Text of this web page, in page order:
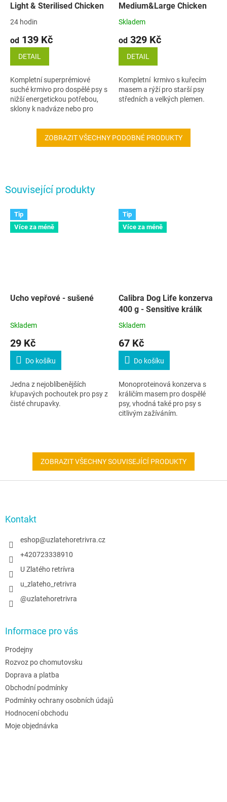
Související produkty
Tip
Více za méně
Ucho vepřové - sušené
Skladem
29 Kč
Do košíku
Jedna z nejoblíbenějších
křupavých pochoutek pro psy z
čisté chrupavky.
Tip
Více za méně
Calibra Dog Life konzerva
400 g - Sensitive králík
Skladem
67 Kč
Do košíku
Monoproteinová konzerva s
králičím masem pro dospělé
psy, vhodná také pro psy s
citlivým zažíváním.
ZOBRAZIT VŠECHNY SOUVISEJÍCÍ PRODUKTY
Light & Sterilised Chicken
24 hodin
od 139 Kč
DETAIL
Kompletní superprémiové
suché krmivo pro dospělé psy s
nižší energetickou potřebou,
sklony k nadváze nebo pro
kuřecím a čerstvým masem a
sníženým...
Medium&Large Chicken
Skladem
od 329 Kč
DETAIL
Kompletní krmivo s kuřecím
masem a rýží pro starší psy
středních a velkých plemen.
ZOBRAZIT VŠECHNY PODOBNÉ PRODUKTY
Kontakt
eshop@uzlatehoretrivra.cz
+420723338910
U Zlatého retrívra
u_zlateho_retrivra
@uzlatehoretrivra
Informace pro vás
Prodejny
Rozvoz po chomutovsku
Doprava a platba
Obchodní podmínky
Podmínky ochrany osobních údajů
Hodnocení obchodu
Moje objednávka